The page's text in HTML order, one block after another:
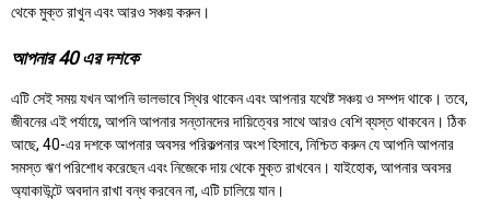
থেকে মুক্ত রাখুন এবং আরও সঞ্চয় করুন।
আপনার 40 এর দশকে
এটি সেই সময় যখন আপনি ভালভাবে স্থির থাকেন এবং আপনার যথেষ্ট সঞ্চয় ও সম্পদ থাকে। তবে,
জীবনের এই পর্যায়ে, আপনি আপনার সন্তানদের দায়িত্বের সাথে আরও বেশি ব্যস্ত থাকবেন। ঠিক
আছে, 40-এর দশকে আপনার অবসর পরিকল্পনার অংশ হিসাবে, নিশ্চিত করুন যে আপনি আপনার
সমস্ত ঋণ পরিশোধ করেছেন এবং নিজেকে দায় থেকে মুক্ত রাখবেন। যাইহোক, আপনার অবসর
অ্যাকাউন্টে অবদান রাখা বন্ধ করবেন না, এটি চালিয়ে যান।